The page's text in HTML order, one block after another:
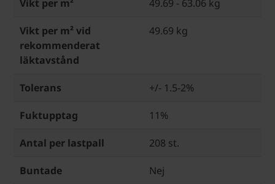
Vikt per m² 49.69 - 63.06 kg
Vikt per m² vid
rekommenderat
läktavstånd
49.69 kg
Tolerans +/- 1.5-2%
Fuktupptag 11%
Antal per lastpall 208 st.
Buntade Nej